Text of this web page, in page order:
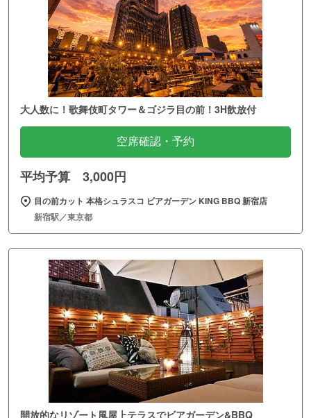
大人数に！歌舞伎町タワー＆ゴジラ目の前！3H飲放付
空席確認・予約
平均予算 3,000円
目の前カット 本格シュラスコ ビアガーデン KING BBQ 新宿店
新宿駅／東京都
開放的なリゾート風屋上テラスでビアガーデン&BBQ